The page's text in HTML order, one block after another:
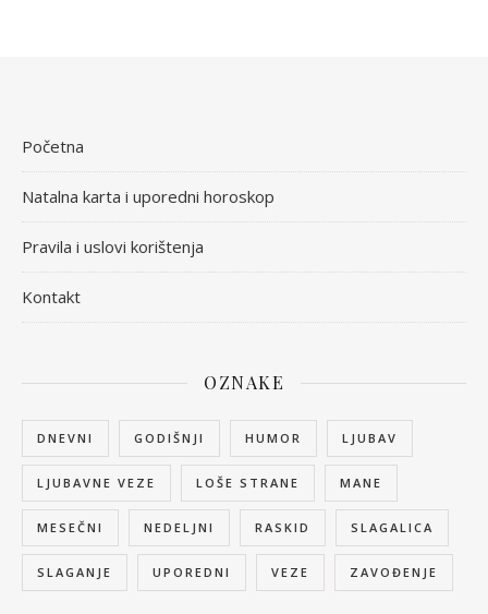
Početna
Natalna karta i uporedni horoskop
Pravila i uslovi korištenja
Kontakt
OZNAKE
DNEVNI GODIŠNJI HUMOR LJUBAV
LJUBAVNE VEZE LOŠE STRANE MANE
MESEČNI NEDELJNI RASKID SLAGALICA
SLAGANJE UPOREDNI VEZE ZAVOĐENJE